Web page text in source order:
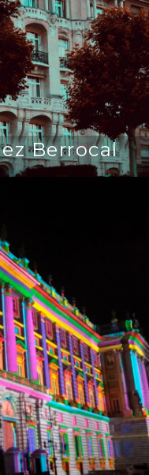
Berrocal